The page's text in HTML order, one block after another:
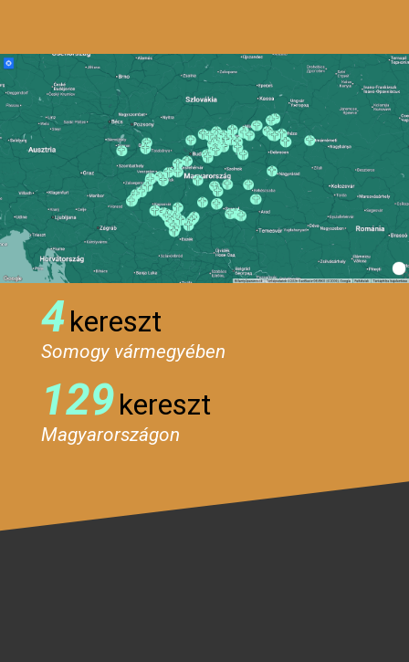
4kereszt
Somogy vármegyében
129kereszt
Magyarországon